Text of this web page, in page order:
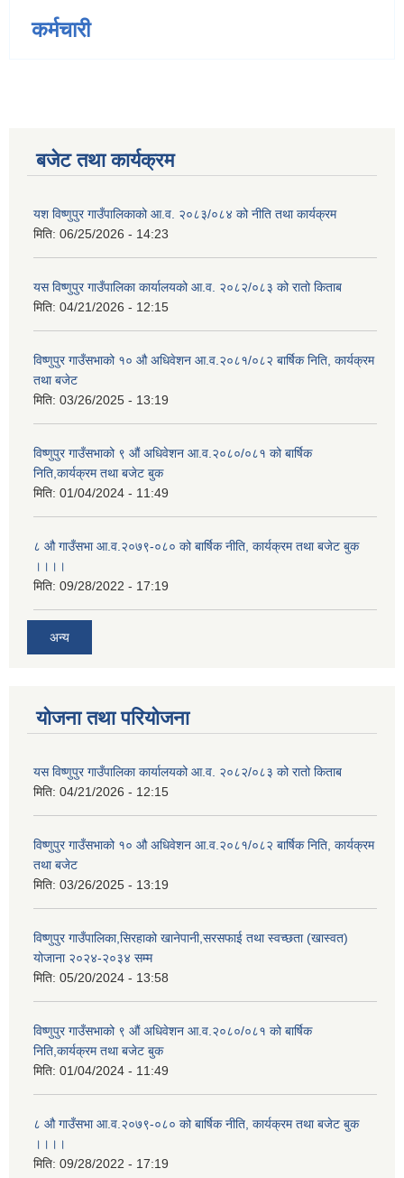
कर्मचारी
बजेट तथा कार्यक्रम
यश विष्णुपुर गाउँपालिकाको आ.व. २०८३/०८४ को नीति तथा कार्यक्रम
मिति: 06/25/2026 - 14:23
यस विष्णुपुर गाउँपालिका कार्यालयको आ.व. २०८२/०८३ को रातो किताब
मिति: 04/21/2026 - 12:15
विष्णुपुर गाउँसभाको १० औ अधिवेशन आ.व.२०८१/०८२ बार्षिक निति, कार्यक्रम
तथा बजेट
मिति: 03/26/2025 - 13:19
विष्णुपुर गाउँसभाको ९ औं अधिवेशन आ.व.२०८०/०८१ को बार्षिक
निति,कार्यक्रम तथा बजेट बुक
मिति: 01/04/2024 - 11:49
८ औ गाउँसभा आ.व.२०७९-०८० को बार्षिक नीति, कार्यक्रम तथा बजेट बुक
।।।।
मिति: 09/28/2022 - 17:19
अन्य
योजना तथा परियोजना
यस विष्णुपुर गाउँपालिका कार्यालयको आ.व. २०८२/०८३ को रातो किताब
मिति: 04/21/2026 - 12:15
विष्णुपुर गाउँसभाको १० औ अधिवेशन आ.व.२०८१/०८२ बार्षिक निति, कार्यक्रम
तथा बजेट
मिति: 03/26/2025 - 13:19
विष्णुपुर गाउँपालिका,सिरहाको खानेपानी,सरसफाई तथा स्वच्छता (खास्वत)
योजाना २०२४-२०३४ सम्म
मिति: 05/20/2024 - 13:58
विष्णुपुर गाउँसभाको ९ औं अधिवेशन आ.व.२०८०/०८१ को बार्षिक
निति,कार्यक्रम तथा बजेट बुक
मिति: 01/04/2024 - 11:49
८ औ गाउँसभा आ.व.२०७९-०८० को बार्षिक नीति, कार्यक्रम तथा बजेट बुक
।।।।
मिति: 09/28/2022 - 17:19